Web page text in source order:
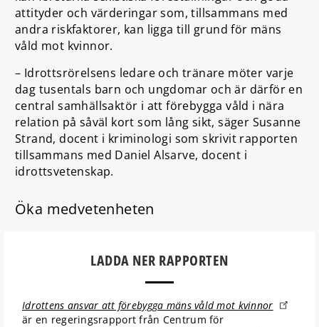
attityder och värderingar som, tillsammans med
andra riskfaktorer, kan ligga till grund för mäns
våld mot kvinnor.
– Idrottsrörelsens ledare och tränare möter varje
dag tusentals barn och ungdomar och är därför en
central samhällsaktör i att förebygga våld i nära
relation på såväl kort som lång sikt, säger Susanne
Strand, docent i kriminologi som skrivit rapporten
tillsammans med Daniel Alsarve, docent i
idrottsvetenskap.
Öka medvetenheten
LADDA NER RAPPORTEN
Idrottens ansvar att förebygga mäns våld mot kvinnor
är en regeringsrapport från Centrum för